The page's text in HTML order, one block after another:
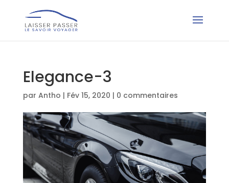
Elegance-3
par Antho | Fév 15, 2020 | 0 commentaires